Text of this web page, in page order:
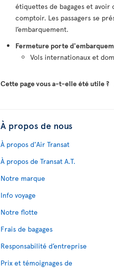
étiquettes de bagages et avoir
comptoir. Les passagers se
l’embarquement.
Fermeture porte
Vols internationaux et
Cette page vous a-t-elle été utile ?
À propos de nous
À propos d'Air Transat
À propos de Transat A.T.
Notre marque
Info voyage
Notre flotte
Frais de bagages
Responsabilité d’entreprise
Prix et témoignages de